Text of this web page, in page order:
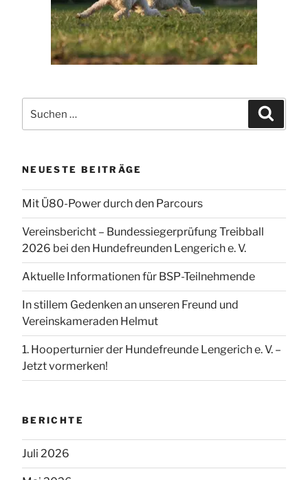
nach:
NEUESTE BEITRÄGE
Mit Ü80-Power durch den Parcours
Vereinsbericht – Bundessiegerprüfung Treibball
2026 bei den Hundefreunden Lengerich e. V.
Aktuelle Informationen für BSP-Teilnehmende
In stillem Gedenken an unseren Freund und
Vereinskameraden Helmut
1. Hooperturnier der Hundefreunde Lengerich e. V. –
Jetzt vormerken!
BERICHTE
Juli 2026